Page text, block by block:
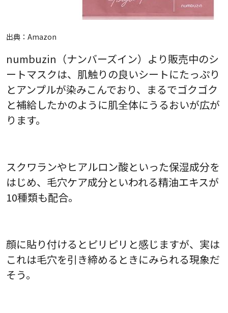
出典： Amazon
numbuzin（ナンバーズイン）より販売中のシ
ートマスクは、肌触りの良いシートにたっぷり
とアンプルが染みこんでおり、まるでゴクゴク
と補給したかのように肌全体にうるおいが広が
ります。
スクワランやヒアルロン酸といった保湿成分を
はじめ、毛穴ケア成分といわれる精油エキスが
10種類も配合。
顔に貼り付けるとピリピリと感じますが、実は
これは毛穴を引き締めるときにみられる現象だ
そう。